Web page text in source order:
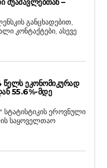
განცხადებით,
კონტაქტები, ასევე
ᲔᲙᲝᲜᲝᲛᲘᲙᲣᲠᲐᲓ
55.6%-ᲛᲓᲔ
სტატისტიკის ეროვნული
საყოველთაო